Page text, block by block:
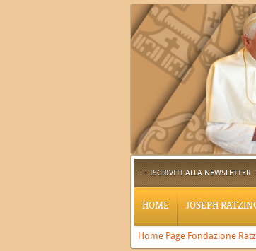
ISCRIVITI ALLA NEWSLETTER
HOME JOSEPH
Home Page Fondazione